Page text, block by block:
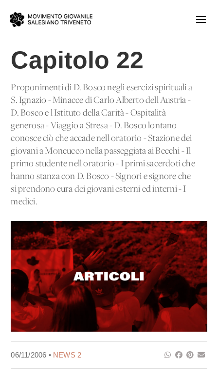
Capitolo 22
Proponimenti di D. Bosco negli esercizi spirituali a
S. Ignazio - Minacce di Carlo Alberto dell'Austria -
D. Bosco e l'Istituto della Carità - Ospitalità
generosa - Viaggio a Stresa - D. Bosco lontano
conosce ciò che accade nell'oratorio - Stazione dei
giovani a Moncucco nella passeggiata ai Becchi - Il
primo studente nell'oratorio - I primi sacerdoti che
hanno stanza con D. Bosco - Signori e signore che
si prendono cura dei giovani esterni ed interni - I
medici.
06/11/2006 • NEWS 2